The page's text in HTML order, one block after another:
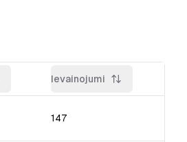
Ievainojumi
147